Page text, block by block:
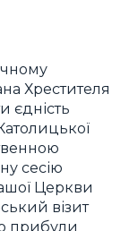
Хрестителя
єдність
сесію
Церкви
візит
прибули